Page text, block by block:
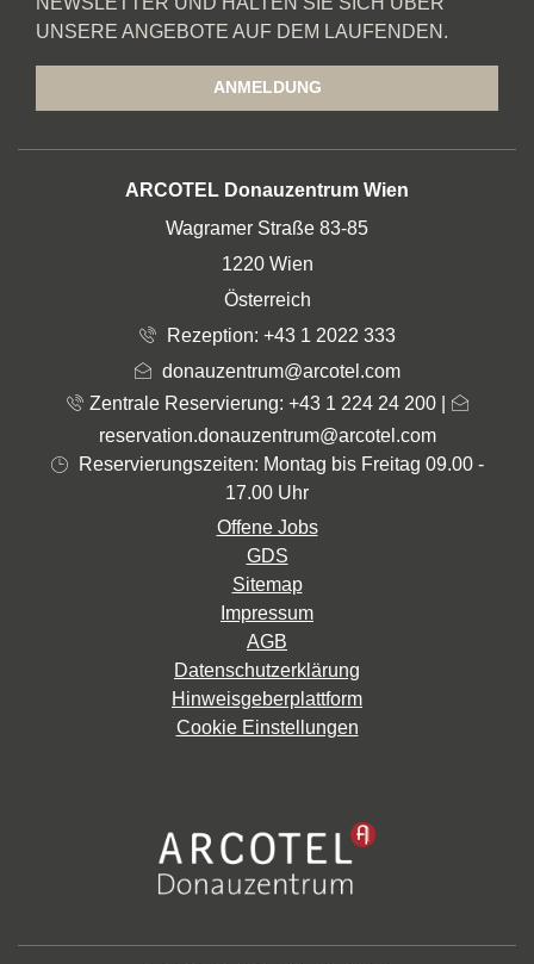
UNSERE ANGEBOTE AUF DEM LAUFENDEN.
ANMELDUNG
ADRESSEARCOTEL Donauzentrum Wien
Wagramer Straße 83-85
1220 Wien
Österreich
Rezeption: +43 1 2022 333
donauzentrum@arcotel.com
Zentrale Reservierung: +43 1 224 24 200|
reservation.donauzentrum@arcotel.com
Reservierungszeiten: Montag bis Freitag 09.00 -
17.00 Uhr
Offene Jobs
GDS
Sitemap
Impressum
AGB
Datenschutzerklärung
Hinweisgeberplattform
Cookie Einstellungen